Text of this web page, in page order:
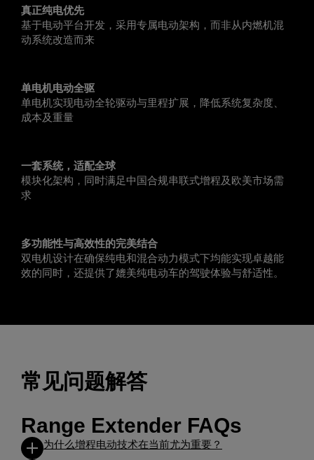
真正纯电优先
基于电动平台开发，采用专属电动架构，而非从内燃机混
动系统改造而来
单电机电动全驱
单电机实现电动全轮驱动与里程扩展，降低系统复杂度、
成本及重量
一套系统，适配全球
模块化架构，同时满足中国合规串联式增程及欧美市场需
求
多功能性与高效性的完美结合
双电机设计在确保纯电和混合动力模式下均能实现卓越能
效的同时，还提供了媲美纯电动车的驾驶体验与舒适性。
常见问题解答
Range Extender FAQs
为什么增程电动技术在当前尤为重要？